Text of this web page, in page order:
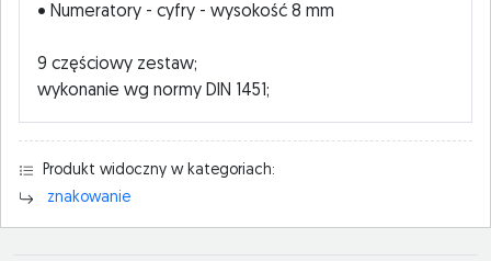
• Numeratory - cyfry - wysokość 8 mm
9 częściowy zestaw;
wykonanie wg normy DIN 1451;
Produkt widoczny w kategoriach:
znakowanie